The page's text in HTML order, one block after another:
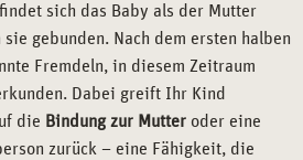
sich das Baby als der Mutter
gebunden. Nach dem ersten halben
Fremdeln, in diesem Zeitraum
Dabei greift Ihr Kind
die Bindung zur Mutter oder eine
zurück – eine Fähigkeit, die